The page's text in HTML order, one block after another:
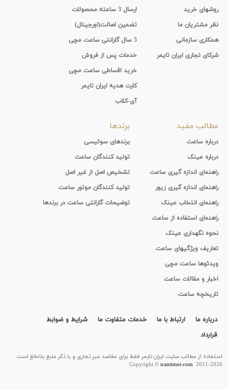
روشهای خرید
نظر مشتریان ما
همکاری سازمانی
شرکای تجاری ایران تایمر
ارسال 3 ساعته محصولات
تضمین اصالت(اورجینال)
5 سال گارانتی ساعت مچی
خدمات پس از فروش
خرید اقساطی ساعت مچی
کارت هدیه ایران تایمر
آی-کلاب
مطالب مفید
درباره ساعت
درباره عینک
راهنمای اندازه گیری ساعت
راهنمای اندازه گیری زیور
راهنمای انتخاب عینک
راهنمای استفاده از ساعت
نحوه نگهداری عینک
تعاریف ویژگیهای ساعت
ویدئوها ساعت مچی
اخبار و مقالات ساعت
تاریخچه ساعت
برندها
برندهای سوئیسی
تولید کنندگان ساعت
تشخیص اصل از غیر اصل
تولید کنندگان موتور ساعت
توضیحات گارانتی ساعت در برندها
درباره ما ارتباط با ما خدمات متفاوت ما
شرایط و ضوابط
قرارداد
استفاده از مطالب سايت ایران تایمر فقط برای مقاصد غیر تجاری و با ذکر منبع بلامانع است.
Copyright ©irantimer.com2011-2026